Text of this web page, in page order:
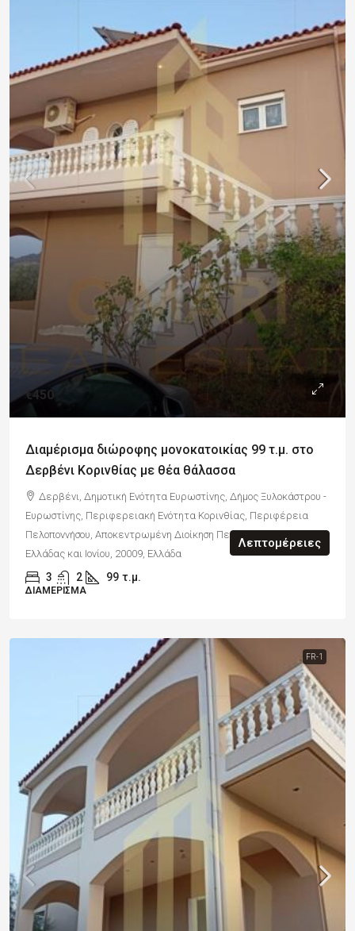
€450
Διαμέρισμα διώροφης μονοκατοικίας 99 τ.μ. στο
Δερβένι Κορινθίας με θέα θάλασσα
Δερβένι, Δημοτική Ενότητα Ευρωστίνης, Δήμος Ξυλοκάστρου -
Ευρωστίνης, Περιφερειακή Ενότητα Κορινθίας, Περιφέρεια
Πελοποννήσου, Αποκεντρωμένη Διοίκηση Πελοποννήσου, Δυτικής
Ελλάδας και Ιονίου, 20009, Ελλάδα
3 2 99 τ.μ.
ΔΙΑΜΈΡΙΣΜΑ
Λεπτομέρειες
FR-1